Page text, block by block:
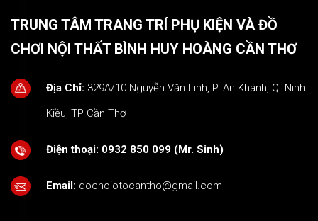
TRUNG TÂM TRANG TRÍ PHỤ KIỆN VÀ ĐỒ
CHƠI NỘI THẤT BÌNH HUY HOÀNG CẦN THƠ
Địa Chỉ: 329A/10 Nguyễn Văn Linh, P. An Khánh, Q. Ninh
Kiều, TP Cần Thơ
Điện thoại: 0932 850 099 (Mr. Sinh)
Email: dochoiotocantho@gmail.com